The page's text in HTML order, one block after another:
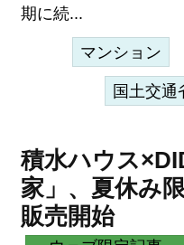
期に続...
マンション
国土交通
積水ハウス
家」、夏休み
販売開始